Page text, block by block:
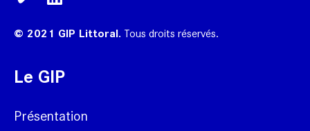
© 2021 GIP Littoral. Tous droits réservés.
Le GIP
Présentation